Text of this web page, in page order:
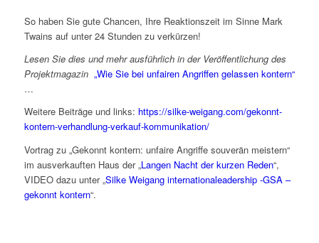
So haben Sie gute Chancen, Ihre Reaktionszeit im Sinne Mark
Twains auf unter 24 Stunden zu verkürzen!
Lesen Sie dies und mehr ausführlich in der Veröffentlichung des
Projektmagazin „Wie Sie bei unfairen Angriffen gelassen kontern“
…
Weitere Beiträge und links: https://silke-weigang.com/gekonnt-
kontern-verhandlung-verkauf-kommunikation/
Vortrag zu „Gekonnt kontern: unfaire Angriffe souverän meistern“
im ausverkauften Haus der „Langen Nacht der kurzen Reden“,
VIDEO dazu unter „Silke Weigang internationaleadership -GSA –
gekonnt kontern“.